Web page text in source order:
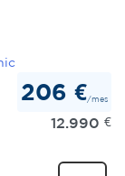
206 €/mes
12.990 €